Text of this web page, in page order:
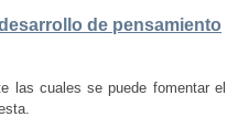
de pensamiento
las cuales se puede fomentar el